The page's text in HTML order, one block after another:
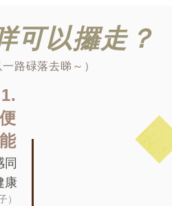
可以攞走？
路碌落去睇～）
1.
同
康
）